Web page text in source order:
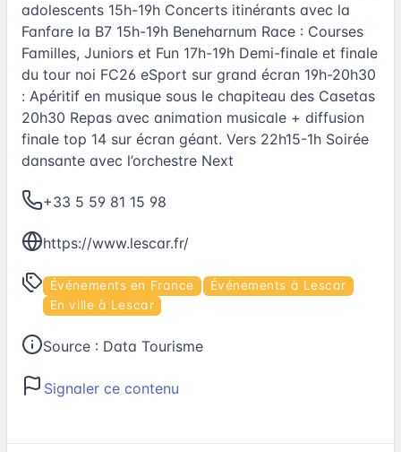
adolescents 15h-19h Concerts itinérants avec la
Fanfare la B7 15h-19h Beneharnum Race : Courses
Familles, Juniors et Fun 17h-19h Demi-finale et finale
du tour noi FC26 eSport sur grand écran 19h-20h30
: Apéritif en musique sous le chapiteau des Casetas
20h30 Repas avec animation musicale + diffusion
finale top 14 sur écran géant. Vers 22h15-1h Soirée
dansante avec l’orchestre Next
+33 5 59 81 15 98
https://www.lescar.fr/
Événements en France
Événements à Lescar
En ville à Lescar
Source : Data Tourisme
Signaler ce contenu